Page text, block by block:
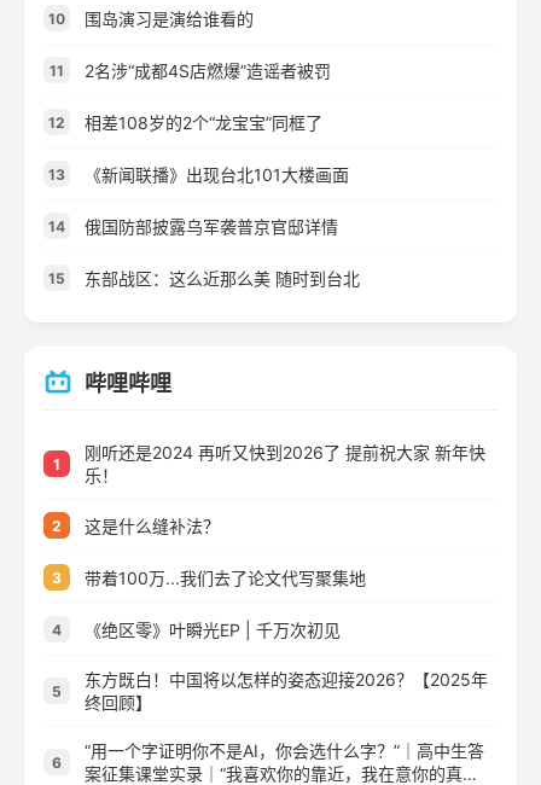
10 围岛演习是演给谁看的
11 2名涉“成都4S店燃爆”造谣者被罚
12 相差108岁的2个“龙宝宝”同框了
13 《新闻联播》出现台北101大楼画面
14 俄国防部披露乌军袭普京官邸详情
15 东部战区：这么近那么美 随时到台北
哔哩哔哩
1
刚听还是2024 再听又快到2026了 提前祝大家 新年快
乐！
2 这是什么缝补法？
3 带着100万...我们去了论文代写聚集地
4 《绝区零》叶瞬光EP | 千万次初见
5
东方既白！中国将以怎样的姿态迎接2026？【2025年
终回顾】
6
“用一个字证明你不是AI，你会选什么字？”｜高中生答
案征集课堂实录｜“我喜欢你的靠近，我在意你的真